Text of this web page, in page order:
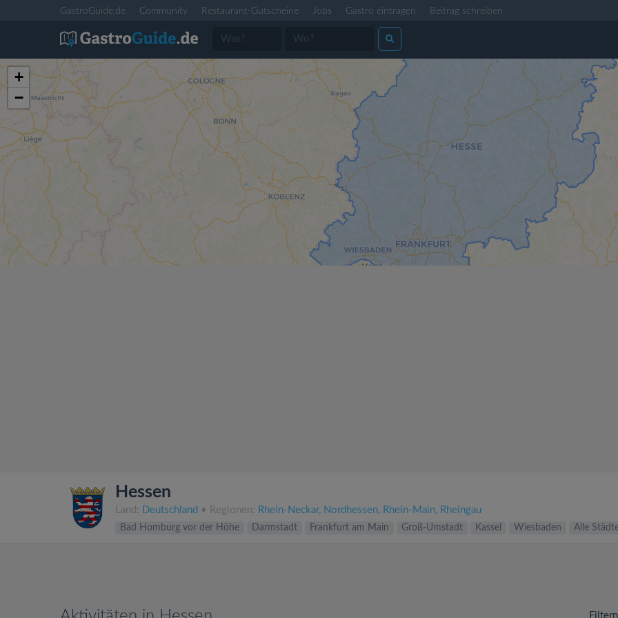
GastroGuide.de Community Restaurant-Gutscheine Jobs Gastro eintragen Beitrag schreiben
+
−
Hessen
Land: Deutschland • Regionen: Rhein-Neckar Nordhessen Rhein-Main Rheingau
Bad Homburg vor der Höhe Darmstadt Frankfurt am Main Groß-Umstadt Kassel Wiesbaden Alle